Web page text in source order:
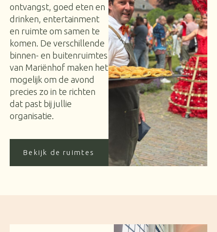
ontvangst, goed eten en
drinken, entertainment
en ruimte om samen te
komen. De verschillende
binnen- en buitenruimtes
van Mariënhof maken het
mogelijk om de avond
precies zo in te richten
dat past bij jullie
organisatie.
Bekijk de ruimtes